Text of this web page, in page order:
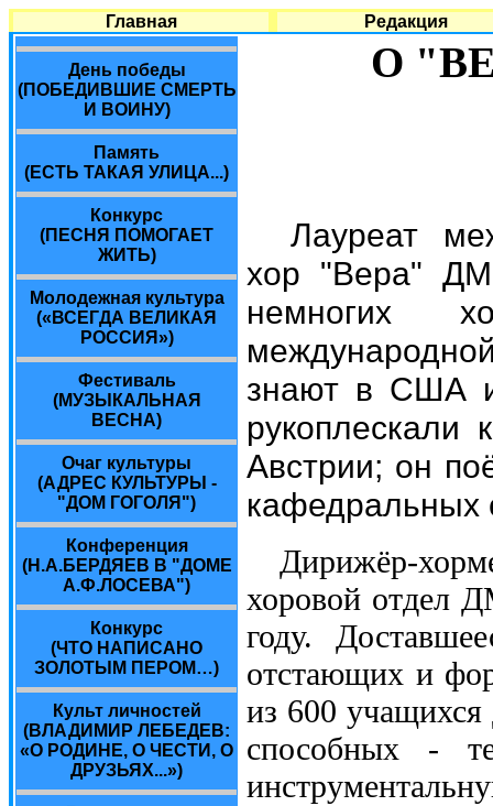
Главная Редакция
День победы
(ПОБЕДИВШИЕ СМЕРТЬ
И ВОИНУ)
Память
(ЕСТЬ ТАКАЯ УЛИЦА...)
Конкурс
(ПЕСНЯ ПОМОГАЕТ
ЖИТЬ)
Молодежная культура
(«ВСЕГДА ВЕЛИКАЯ
РОССИЯ»)
Фестиваль
(МУЗЫКАЛЬНАЯ
ВЕСНА)
Очаг культуры
(АДРЕС КУЛЬТУРЫ -
"ДОМ ГОГОЛЯ")
Конференция
(Н.А.БЕРДЯЕВ В "ДОМЕ
А.Ф.ЛОСЕВА")
Конкурс
(ЧТО НАПИСАНО
ЗОЛОТЫМ ПЕРОМ…)
Культ личностей
(ВЛАДИМИР ЛЕБЕДЕВ:
«О РОДИНЕ, О ЧЕСТИ, О
ДРУЗЬЯХ...»)
О
Лауреат
хор "Вера"
немногих
знают в США
рукоплескали
Австрии; он
кафедральных
Дирижёр-
хоровой отдел
году.
отстающих и
из 600
способных -